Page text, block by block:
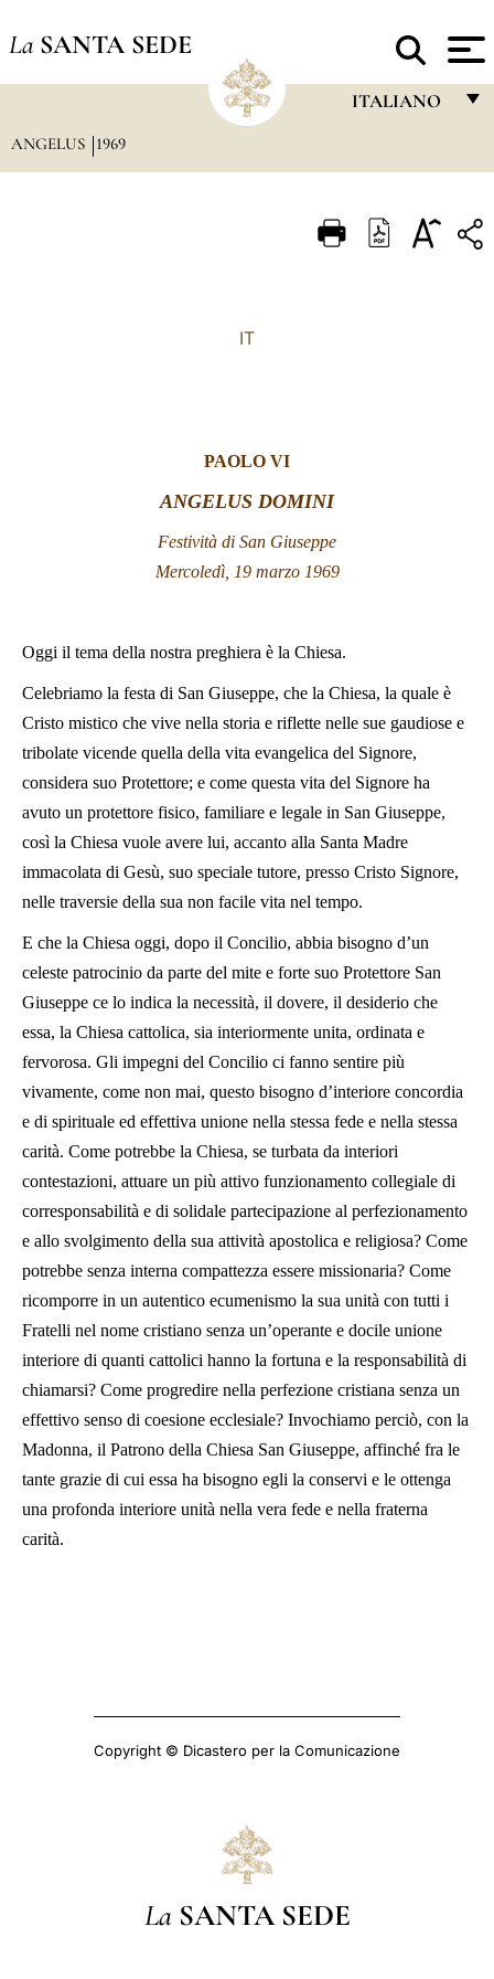
La SANTA SEDE
ITALIANO
ITALIANO
ANGELUS 1969
IT
PAOLO VI
ANGELUS DOMINI
Festività di San Giuseppe
Mercoledì, 19 marzo 1969
Oggi il tema della nostra preghiera è la Chiesa.
Celebriamo la festa di San Giuseppe, che la Chiesa, la quale è
Cristo mistico che vive nella storia e riflette nelle sue gaudiose e
tribolate vicende quella della vita evangelica del Signore,
considera suo Protettore; e come questa vita del Signore ha
avuto un protettore fisico, familiare e legale in San Giuseppe,
così la Chiesa vuole avere lui, accanto alla Santa Madre
immacolata di Gesù, suo speciale tutore, presso Cristo Signore,
nelle traversie della sua non facile vita nel tempo.
E che la Chiesa oggi, dopo il Concilio, abbia bisogno d’un
celeste patrocinio da parte del mite e forte suo Protettore San
Giuseppe ce lo indica la necessità, il dovere, il desiderio che
essa, la Chiesa cattolica, sia interiormente unita, ordinata e
fervorosa. Gli impegni del Concilio ci fanno sentire più
vivamente, come non mai, questo bisogno d’interiore concordia
e di spirituale ed effettiva unione nella stessa fede e nella stessa
carità. Come potrebbe la Chiesa, se turbata da interiori
contestazioni, attuare un più attivo funzionamento collegiale di
corresponsabilità e di solidale partecipazione al perfezionamento
e allo svolgimento della sua attività apostolica e religiosa? Come
potrebbe senza interna compattezza essere missionaria? Come
ricomporre in un autentico ecumenismo la sua unità con tutti i
Fratelli nel nome cristiano senza un’operante e docile unione
interiore di quanti cattolici hanno la fortuna e la responsabilità di
chiamarsi? Come progredire nella perfezione cristiana senza un
effettivo senso di coesione ecclesiale? Invochiamo perciò, con la
Madonna, il Patrono della Chiesa San Giuseppe, affinché fra le
tante grazie di cui essa ha bisogno egli la conservi e le ottenga
una profonda interiore unità nella vera fede e nella fraterna
carità.
Copyright © Dicastero per la Comunicazione
La SANTA SEDE